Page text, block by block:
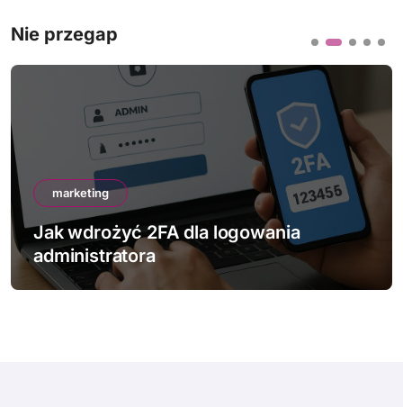
Nie przegap
marketing
Jak wdrożyć 2FA dla logowania
administratora